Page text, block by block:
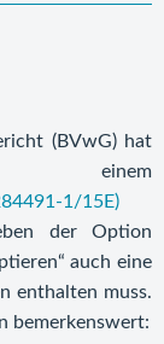
(BVwG) hat
1/15E)
der Option
auch eine
enthalten muss.
bemerkenswert: